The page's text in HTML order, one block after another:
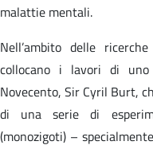
malattie mentali.
Nell’ambito delle
collocano i lavori di
Novecento, Sir Cyril Burt,
di una serie di
(monozigoti) –